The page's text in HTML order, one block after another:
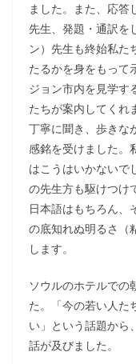
ました。また、応答
先生、発題・通訳を
ン）先生も終始私た
たるかを身をもって
ジョン市内を見学す
たちが案内してくれ
丁寧に聞き、歩きな
感銘を受けました。
はこうはいかない
の先生方も駆けつけ
日本語はもちろん、
の底知れぬ明るさ（
します。
ソウルのホテルでの
た。「今の若い人た
い」という話題から
話が及びました。